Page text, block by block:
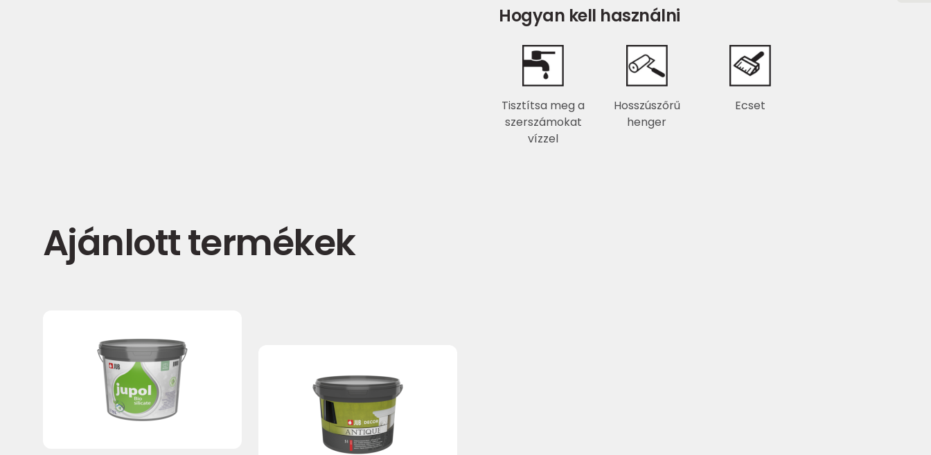
Hogyan kell használni
Tisztítsa meg a
szerszámokat
vízzel
Hosszúszőrű
henger
Ecset
Ajánlott termékek